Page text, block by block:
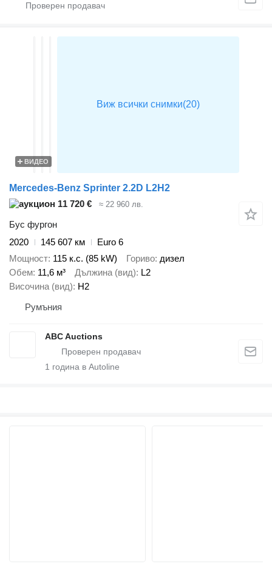
ВИДЕО
Mercedes-Benz Sprinter 2.2D L2H2
11 720 €
≈ 22 960 лв.
Бус фургон
2020
145 607 км
Euro 6
Мощност 115 к.с. (85 kW) Гориво дизел
Обем 11,6 м³ Дължина (вид) L2
Височина (вид) H2
Румъния
ABC Auctions
1 година в Autoline